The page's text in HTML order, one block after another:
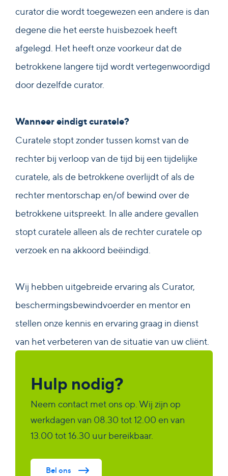
curator die wordt toegewezen een andere is dan
degene die het eerste huisbezoek heeft
afgelegd. Het heeft onze voorkeur dat de
betrokkene langere tijd wordt vertegenwoordigd
door dezelfde curator.
Wanneer eindigt curatele?
Curatele stopt zonder tussen komst van de
rechter bij verloop van de tijd bij een tijdelijke
curatele, als de betrokkene overlijdt of als de
rechter mentorschap en/of bewind over de
betrokkene uitspreekt. In alle andere gevallen
stopt curatele alleen als de rechter curatele op
verzoek en na akkoord beëindigd.
Wij hebben uitgebreide ervaring als Curator,
beschermingsbewindvoerder en mentor en
stellen onze kennis en ervaring graag in dienst
van het verbeteren van de situatie van uw cliënt.
Hulp nodig?
Neem contact met ons op. Wij zijn op
werkdagen van 08.30 tot 12.00 en van
13.00 tot 16.30 uur bereikbaar.
Bel ons